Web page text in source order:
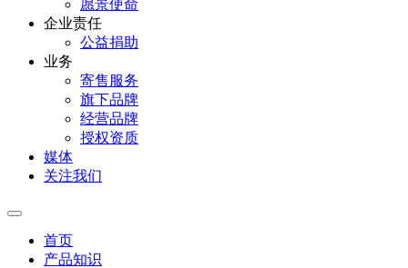
愿景使命
企业责任
公益捐助
业务
寄售服务
旗下品牌
经营品牌
授权资质
媒体
关注我们
首页
产品知识